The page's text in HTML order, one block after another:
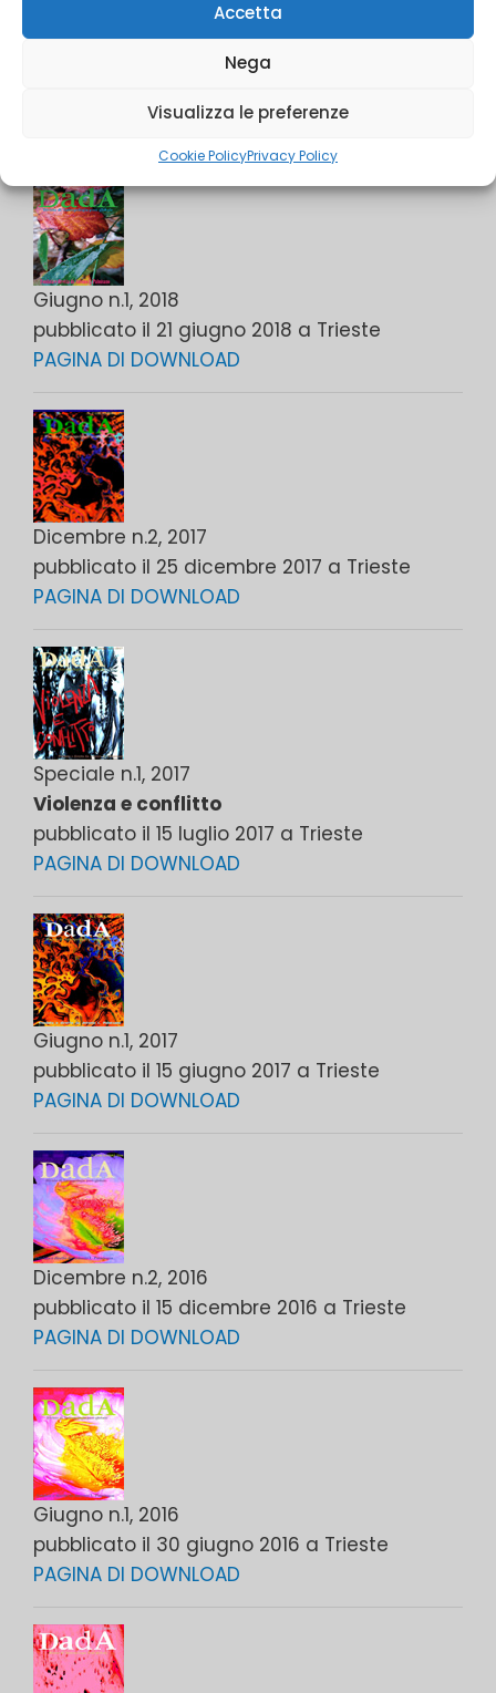
Accetta
Nega
Visualizza le preferenze
Cookie PolicyPrivacy Policy
Speciale n.1, 2018
PAGINA DI DOWNLOAD
Giugno n.1, 2018
pubblicato il 21 giugno 2018 a Trieste
PAGINA DI DOWNLOAD
Dicembre n.2, 2017
pubblicato il 25 dicembre 2017 a Trieste
PAGINA DI DOWNLOAD
Speciale n.1, 2017
Violenza e conflitto
pubblicato il 15 luglio 2017 a Trieste
PAGINA DI DOWNLOAD
Giugno n.1, 2017
pubblicato il 15 giugno 2017 a Trieste
PAGINA DI DOWNLOAD
Dicembre n.2, 2016
pubblicato il 15 dicembre 2016 a Trieste
PAGINA DI DOWNLOAD
Giugno n.1, 2016
pubblicato il 30 giugno 2016 a Trieste
PAGINA DI DOWNLOAD